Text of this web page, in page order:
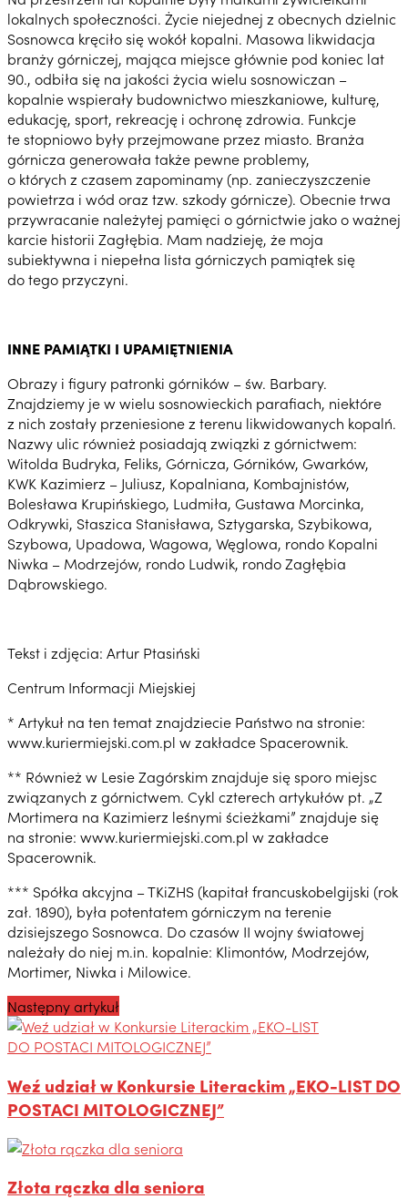
lokalnych społeczności. Życie niejednej z obecnych dzielnic
Sosnowca kręciło się wokół kopalni. Masowa likwidacja
branży górniczej, mająca miejsce głównie pod koniec lat
90., odbiła się na jakości życia wielu sosnowiczan –
kopalnie wspierały budownictwo mieszkaniowe, kulturę,
edukację, sport, rekreację i ochronę zdrowia. Funkcje
te stopniowo były przejmowane przez miasto. Branża
górnicza generowała także pewne problemy,
o których z czasem zapominamy (np. zanieczyszczenie
powietrza i wód oraz tzw. szkody górnicze). Obecnie trwa
przywracanie należytej pamięci o górnictwie jako o ważnej
karcie historii Zagłębia. Mam nadzieję, że moja
subiektywna i niepełna lista górniczych pamiątek się
do tego przyczyni.
INNE PAMIĄTKI I UPAMIĘTNIENIA
Obrazy i figury patronki górników – św. Barbary.
Znajdziemy je w wielu sosnowieckich parafiach, niektóre
z nich zostały przeniesione z terenu likwidowanych kopalń.
Nazwy ulic również posiadają związki z górnictwem:
Witolda Budryka, Feliks, Górnicza, Górników, Gwarków,
KWK Kazimierz – Juliusz, Kopalniana, Kombajnistów,
Bolesława Krupińskiego, Ludmiła, Gustawa Morcinka,
Odkrywki, Staszica Stanisława, Sztygarska, Szybikowa,
Szybowa, Upadowa, Wagowa, Węglowa, rondo Kopalni
Niwka – Modrzejów, rondo Ludwik, rondo Zagłębia
Dąbrowskiego.
Tekst i zdjęcia: Artur Ptasiński
Centrum Informacji Miejskiej
* Artykuł na ten temat znajdziecie Państwo na stronie:
www.kuriermiejski.com.pl w zakładce Spacerownik.
** Również w Lesie Zagórskim znajduje się sporo miejsc
związanych z górnictwem. Cykl czterech artykułów pt. „Z
Mortimera na Kazimierz leśnymi ścieżkami” znajduje się
na stronie: www.kuriermiejski.com.pl w zakładce
Spacerownik.
*** Spółka akcyjna – TKiZHS (kapitał francuskobelgijski (rok
zał. 1890), była potentatem górniczym na terenie
dzisiejszego Sosnowca. Do czasów II wojny światowej
należały do niej m.in. kopalnie: Klimontów, Modrzejów,
Mortimer, Niwka i Milowice.
Następny artykuł
Weź udział w Konkursie Literackim „EKO-LIST DO
POSTACI MITOLOGICZNEJ”
Złota rączka dla seniora